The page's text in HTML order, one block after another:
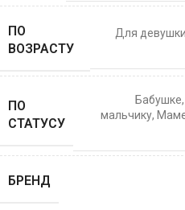
ПО
ВОЗРАСТУ
Для девушки
ПО
СТАТУСУ
Бабушке,
мальчику,
БРЕНД